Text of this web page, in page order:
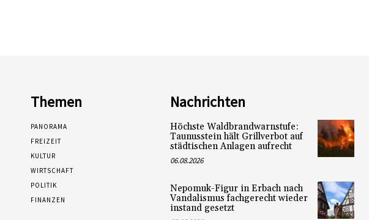
Themen
PANORAMA
FREIZEIT
KULTUR
WIRTSCHAFT
POLITIK
FINANZEN
Nachrichten
Höchste Waldbrandwarnstufe:
Taunusstein hält Grillverbot auf
städtischen Anlagen aufrecht
06.08.2026
Nepomuk-Figur in Erbach nach
Vandalismus fachgerecht wieder
instand gesetzt